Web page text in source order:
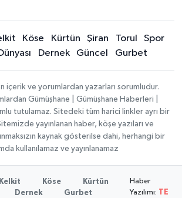
Köse Kürtün Şiran Torul
Spor
Dernek Güncel Gurbet
içerik ve yorumlardan yazarları sorumludur.
Gümüşhane | Gümüşhane Haberleri |
tutulamaz. Sitedeki tüm harici linkler ayrı bir
yayınlanan haber, köşe yazıları ve
kaynak gösterilse dahi, herhangi bir
kullanılamaz ve yayınlanamaz
Kelkit Köse
Kürtün
Dernek Gurbet
Haber
Yazılımı: TE